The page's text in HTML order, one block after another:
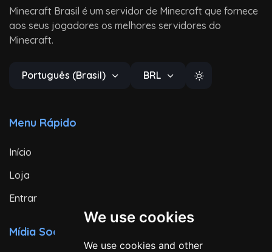
We use cookies
We use cookies and other
Minecraft Brasil é um servidor de Minecraft que fornece
aos seus jogadores os melhores servidores do
Minecraft.
Português (Brasil) BRL
Menu Rápido
Início
Loja
Entrar
Mídia Social